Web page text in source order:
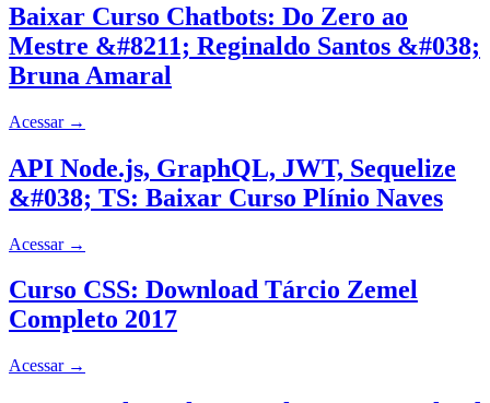
Baixar Curso Chatbots: Do Zero ao
Mestre &#8211; Reginaldo Santos &#038;
Bruna Amaral
Acessar →
API Node.js, GraphQL, JWT, Sequelize
&#038; TS: Baixar Curso Plínio Naves
Acessar →
Curso CSS: Download Tárcio Zemel
Completo 2017
Acessar →